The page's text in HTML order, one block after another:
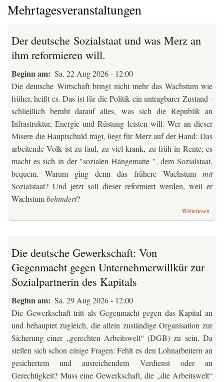
Mehrtagesveranstaltungen
Der deutsche Sozialstaat und was Merz an
ihm reformieren will.
Beginn am
Sa. 22 Aug 2026 - 12:00
Die deutsche Wirtschaft bringt nicht mehr das Wachstum wie
früher, heißt es. Das ist für die Politik ein untragbarer Zustand -
schließlich beruht darauf alles, was sich die Republik an
Infrastruktur, Energie und Rüstung leisten will. Wer an dieser
Misere die Hauptschuld trägt, liegt für Merz auf der Hand: Das
arbeitende Volk ist zu faul, zu viel krank, zu früh in Rente; es
macht es sich in der "sozialen Hängematte ", dem Sozialstaat,
bequem. Warum ging denn das frühere Wachstum mit
Sozialstaat? Und jetzt soll dieser reformiert werden, weil er
Wachstumbehindert?
Weiterlesenüber
Der
Die deutsche Gewerkschaft: Von
Gegenmacht gegen Unternehmerwillkür zur
Sozialpartnerin des Kapitals
Beginn am
Sa. 29 Aug 2026 - 12:00
Die Gewerkschaft tritt als Gegenmacht gegen das Kapital an
und behauptet zugleich, die allein zuständige Organisation zur
Sicherung einer „gerechten Arbeitswelt“ (DGB) zu sein. Da
stellen sich schon einige Fragen: Fehlt es den Lohnarbeitern an
gesichertem und ausreichendem Verdienst oder an
Gerechtigkeit? Muss eine Gewerkschaft, die „die Arbeitswelt“